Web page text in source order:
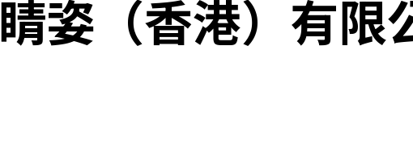
睛姿（香港）有限